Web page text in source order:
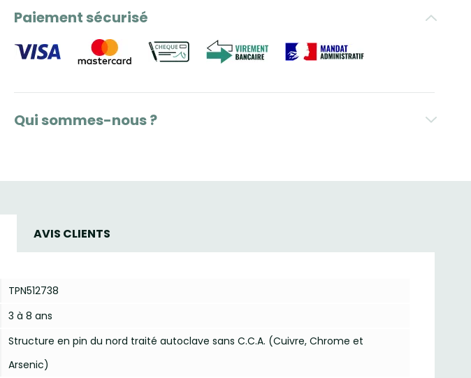
Paiement sécurisé
Qui sommes-nous ?
AVIS CLIENTS
TPN512738
3 à 8 ans
Structure en pin du nord traité autoclave sans C.C.A. (Cuivre, Chrome et
Arsenic)